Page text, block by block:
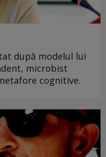
după modelul lui
microbist
cognitive.